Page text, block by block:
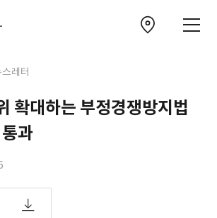
레터
확대하는 부정경쟁방지법
과